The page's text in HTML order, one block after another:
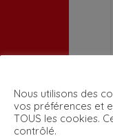
Nous utilisons des
vos préférences et
TOUS les cookies.
contrôlé.